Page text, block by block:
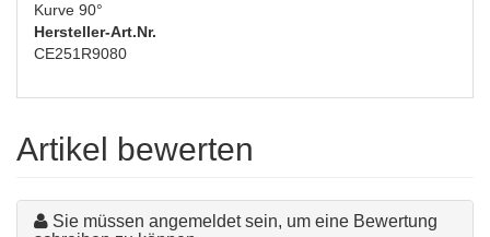
Kurve 90°
Hersteller-Art.Nr.
CE251R9080
Artikel bewerten
Sie müssen angemeldet sein, um eine Bewertung